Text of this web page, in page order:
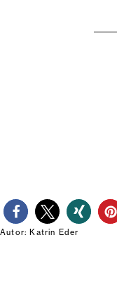
Autor: Katrin Eder